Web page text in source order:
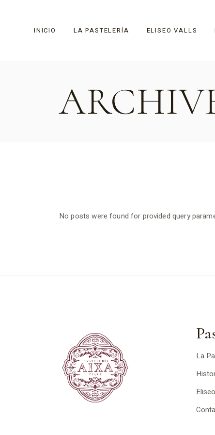
INICIO LA PASTELERÍA
Historia
ELISEO VALLS
No posts were found for provided query
La